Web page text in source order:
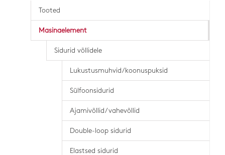
Tooted
Masinaelement
Sidurid võllidele
Lukustusmuhvid/koonuspuksid
Sülfoonsidurid
Ajamivõllid/vahevõllid
Double-loop sidurid
Elastsed sidurid